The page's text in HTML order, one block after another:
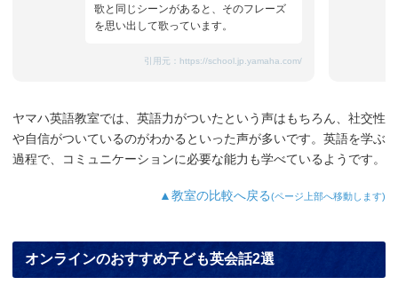
歌と同じシーンがあると、そのフレーズ
を思い出して歌っています。
引用元： https://school.jp.yamaha.com/
ヤマハ英語教室では、英語力がついたという声はもちろん、社交性
や自信がついているのがわかるといった声が多いです。英語を学ぶ
過程で、コミュニケーションに必要な能力も学べているようです。
▲教室の比較へ戻る(ページ上部へ移動します)
オンラインのおすすめ子ども英会話2選